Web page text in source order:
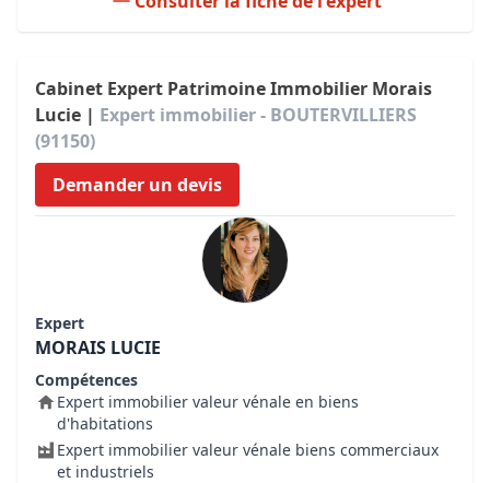
Cabinet Expert Patrimoine Immobilier Morais
Lucie | Expert immobilier - BOUTERVILLIERS
(91150)
Demander un devis
Expert
MORAIS LUCIE
Compétences
Expert immobilier valeur vénale en biens
d'habitations
Expert immobilier valeur vénale biens commerciaux
et industriels